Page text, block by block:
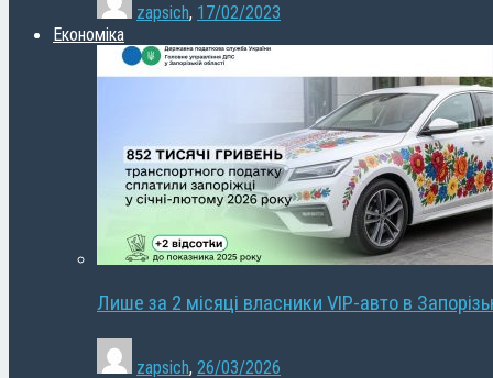
zapsich, 17/02/2023
Економіка
Лише за 2 місяці власники VIP-авто в
zapsich, 26/03/2026